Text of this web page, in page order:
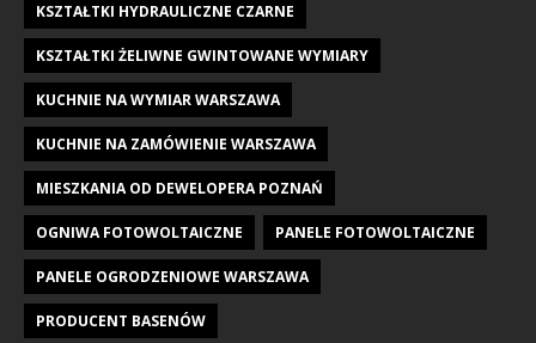
KSZTAŁTKI HYDRAULICZNE CZARNE
KSZTAŁTKI ŻELIWNE GWINTOWANE WYMIARY
KUCHNIE NA WYMIAR WARSZAWA
KUCHNIE NA ZAMÓWIENIE WARSZAWA
MIESZKANIA OD DEWELOPERA POZNAŃ
OGNIWA FOTOWOLTAICZNE PANELE FOTOWOLTAICZNE
PANELE OGRODZENIOWE WARSZAWA
PRODUCENT BASENÓW